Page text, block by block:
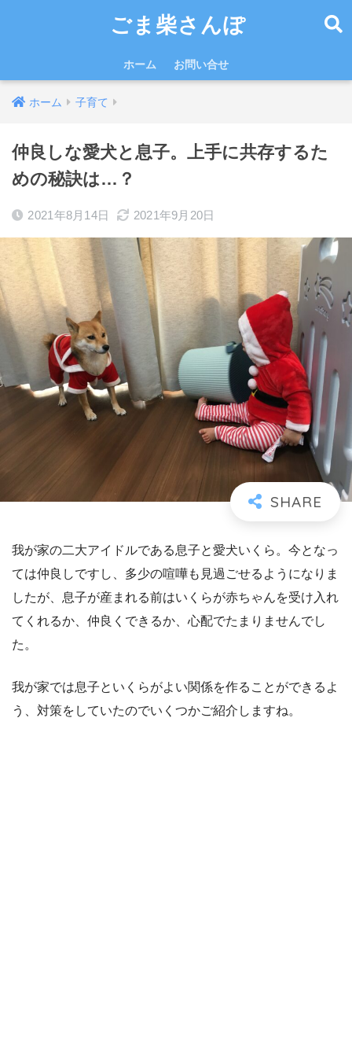
ごま柴さんぽ
ホーム お問い合せ
ホーム 子育て
仲良しな愛犬と息子。上手に共存するた
めの秘訣は…？
2021年8月14日 2021年9月20日
我が家の二大アイドルである息子と愛犬いくら。今となっ
ては仲良しですし、多少の喧嘩も見過ごせるようになりま
したが、息子が産まれる前はいくらが赤ちゃんを受け入れ
てくれるか、仲良くできるか、心配でたまりませんでし
た。
我が家では息子といくらがよい関係を作ることができるよ
う、対策をしていたのでいくつかご紹介しますね。